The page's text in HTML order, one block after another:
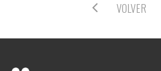
VOLVER